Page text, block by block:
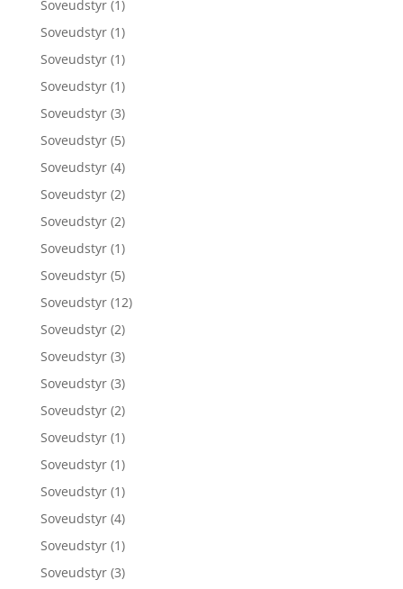
Soveudstyr (1)
Soveudstyr (1)
Soveudstyr (1)
Soveudstyr (1)
Soveudstyr (3)
Soveudstyr (5)
Soveudstyr (4)
Soveudstyr (2)
Soveudstyr (2)
Soveudstyr (1)
Soveudstyr (5)
Soveudstyr (12)
Soveudstyr (2)
Soveudstyr (3)
Soveudstyr (3)
Soveudstyr (2)
Soveudstyr (1)
Soveudstyr (1)
Soveudstyr (1)
Soveudstyr (4)
Soveudstyr (1)
Soveudstyr (3)